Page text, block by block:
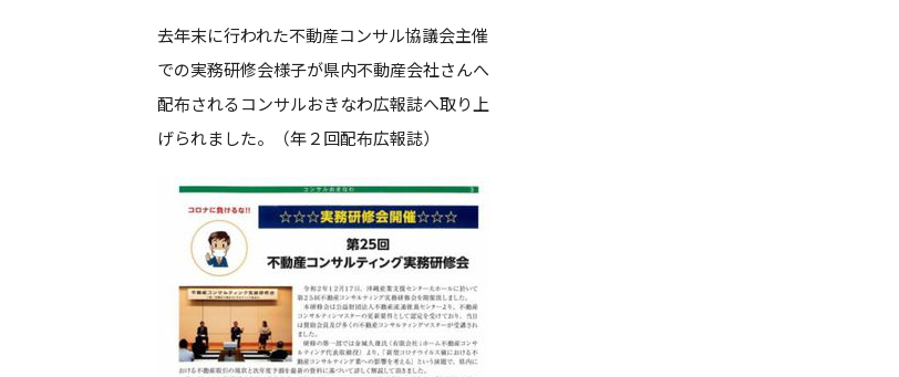
去年末に行われた不動産コンサル協議会主催
での実務研修会様子が県内不動産会社さんへ
配布されるコンサルおきなわ広報誌へ取り上
げられました。（年２回配布広報誌）